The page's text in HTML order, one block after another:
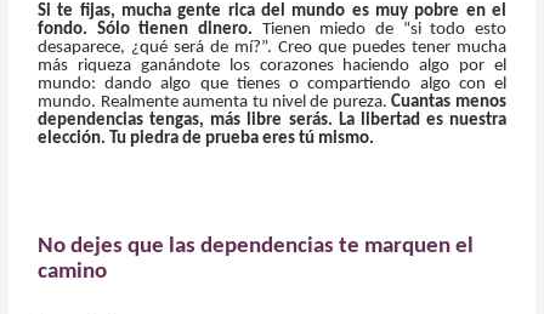
Si te fijas, mucha gente rica del mundo es muy pobre en el
fondo. Sólo tienen dinero. Tienen miedo de “si todo esto
desaparece, ¿qué será de mí?”. Creo que puedes tener mucha
más riqueza ganándote los corazones haciendo algo por el
mundo: dando algo que tienes o compartiendo algo con el
mundo. Realmente aumenta tu nivel de pureza.Cuantas menos
dependencias tengas, más libre serás. La libertad es nuestra
elección. Tu piedra de prueba eres tú mismo.
No dejes que las dependencias te marquen el
camino